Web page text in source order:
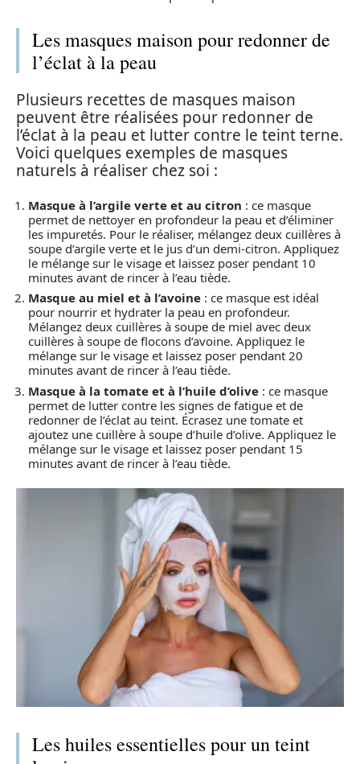
Les masques maison pour redonner de
l’éclat à la peau
Plusieurs recettes de masques maison
peuvent être réalisées pour redonner de
l’éclat à la peau et lutter contre le teint terne.
Voici quelques exemples de masques
naturels à réaliser chez soi :
Masque à l’argile verte et au citron : ce masque
permet de nettoyer en profondeur la peau et d’éliminer
les impuretés. Pour le réaliser, mélangez deux cuillères à
soupe d’argile verte et le jus d’un demi-citron. Appliquez
le mélange sur le visage et laissez poser pendant 10
minutes avant de rincer à l’eau tiède.
Masque au miel et à l’avoine : ce masque est idéal
pour nourrir et hydrater la peau en profondeur.
Mélangez deux cuillères à soupe de miel avec deux
cuillères à soupe de flocons d’avoine. Appliquez le
mélange sur le visage et laissez poser pendant 20
minutes avant de rincer à l’eau tiède.
Masque à la tomate et à l’huile d’olive : ce masque
permet de lutter contre les signes de fatigue et de
redonner de l’éclat au teint. Écrasez une tomate et
ajoutez une cuillère à soupe d’huile d’olive. Appliquez le
mélange sur le visage et laissez poser pendant 15
minutes avant de rincer à l’eau tiède.
Les huiles essentielles pour un teint